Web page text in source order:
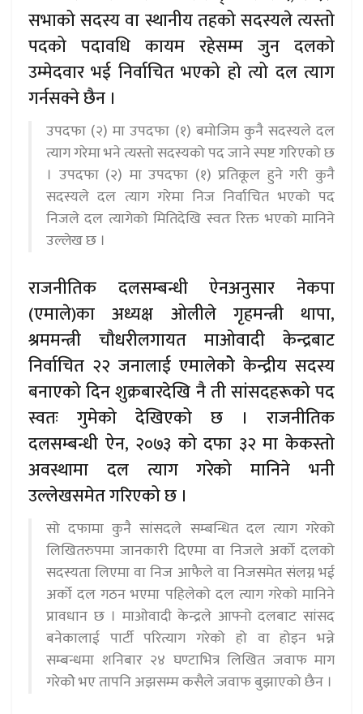
सभाको सदस्य वा स्थानीय तहको सदस्यले त्यस्तो
पदको पदावधि कायम रहेसम्म जुन दलको
उम्मेदवार भई निर्वाचित भएको हो त्यो दल त्याग
गर्नसक्ने छैन ।
उपदफा (२) मा उपदफा (१) बमोजिम कुनै सदस्यले दल
त्याग गरेमा भने त्यस्तो सदस्यको पद जाने स्पष्ट गरिएको छ
। उपदफा (२) मा उपदफा (१) प्रतिकूल हुने गरी कुनै
सदस्यले दल त्याग गरेमा निज निर्वाचित भएको पद
निजले दल त्यागेको मितिदेखि स्वतः रिक्त भएको मानिने
उल्लेख छ ।
राजनीतिक दलसम्बन्धी ऐनअनुसार नेकपा
(एमाले)का अध्यक्ष ओलीले गृहमन्त्री थापा,
श्रममन्त्री चौधरीलगायत माओवादी केन्द्रबाट
निर्वाचित २२ जनालाई एमालेकोे केन्द्रीय सदस्य
बनाएको दिन शुक्रबारदेखि नै ती सांसदहरूको पद
स्वतः गुमेको देखिएको छ । राजनीतिक
दलसम्बन्धी ऐन, २०७३ को दफा ३२ मा केकस्तो
अवस्थामा दल त्याग गरेको मानिने भनी
उल्लेखसमेत गरिएको छ ।
सो दफामा कुनै सांसदले सम्बन्धित दल त्याग गरेको
लिखितरुपमा जानकारी दिएमा वा निजले अर्को दलको
सदस्यता लिएमा वा निज आफैले वा निजसमेत संलग्न भई
अर्को दल गठन भएमा पहिलेको दल त्याग गरेको मानिने
प्रावधान छ । माओवादी केन्द्रले आफ्नो दलबाट सांसद
बनेकालाई पार्टी परित्याग गरेको हो वा होइन भन्ने
सम्बन्धमा शनिबार २४ घण्टाभित्र लिखित जवाफ माग
गरेकोे भए तापनि अझसम्म कसैले जवाफ बुझाएको छैन ।